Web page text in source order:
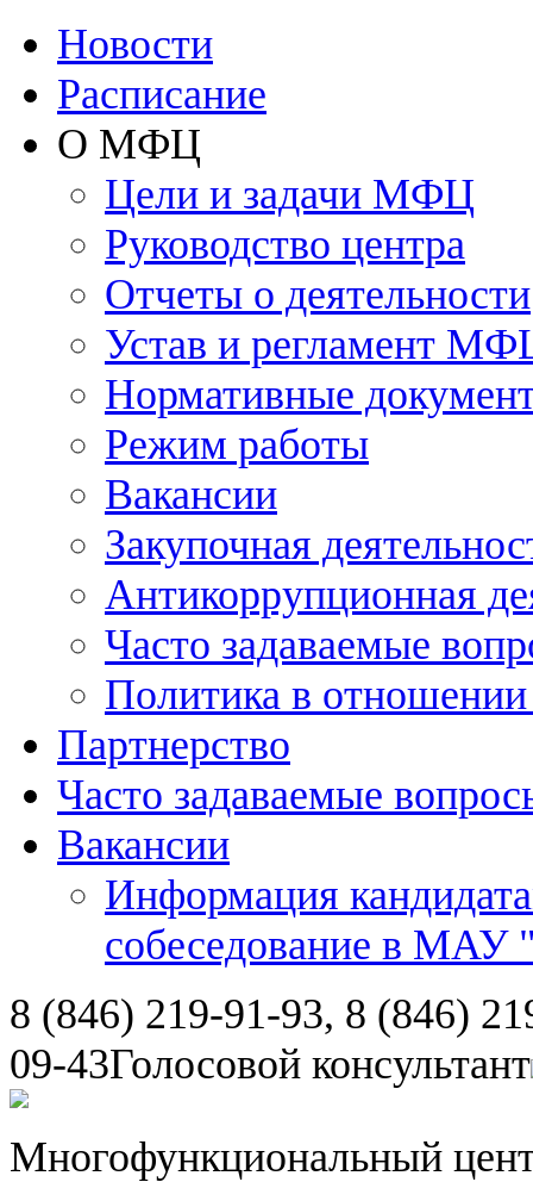
Новости
Расписание
О МФЦ
Цели и задачи МФЦ
Руководство центра
Отчеты о деятельности
Устав и регламент
Нормативные
Режим работы
Вакансии
Закупочная
Антикоррупционная
Часто задаваемые
Политика в
Партнерство
Часто задаваемые
Вакансии
Информация
собеседование в
8 (846) 219-91-93, 8 (846)
09-43Голосовой консультант
Многофункциональный